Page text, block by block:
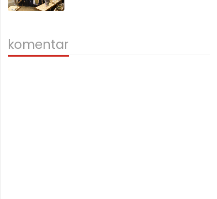
komentar